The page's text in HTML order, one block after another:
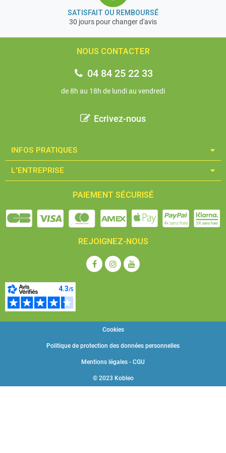
Éclairage : 1W LED (lum. incidente); 0,35W LED (lum.
Poids brut : 5,500 kg
SATISFAIT OU REMBOURSÉ
30 jours pour changer d'avis
NOUS CONTACTER
04 84 25 22 33
de 8h au 18h de lundi au vendredi
Ecrivez-nous
INFOS PRATIQUES​
L'ENTREPRISE​
PAIEMENT SÉCURISÉ
REJOIGNEZ-NOUS
© 2023 Kobleo
Mentions légales - CGU
Politique de protection des données personnelles
Cookies